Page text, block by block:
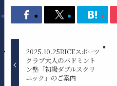
2025.10.25RICEスポーツ
クラブ大人のバドミント
ン塾「初級ダブルスクリ
ニック」のご案内